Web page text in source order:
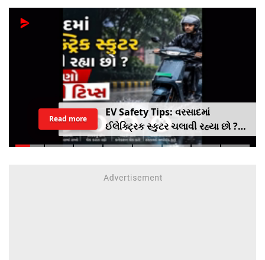
EV Safety Tips: વરસાદમાં
ઈલેક્ટ્રિક સ્કુટર ચલાવી રહ્યા છો ?
આ નાનકડી ભૂલ પડી શકે છે ભારે ..
Read more